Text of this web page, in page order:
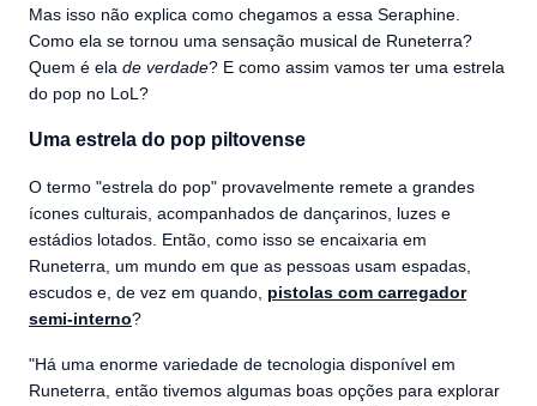
Mas isso não explica como chegamos a essa Seraphine.
Como ela se tornou uma sensação musical de Runeterra?
Quem é ela de verdade? E como assim vamos ter uma estrela
do pop no LoL?
Uma estrela do pop piltovense
O termo "estrela do pop" provavelmente remete a grandes
ícones culturais, acompanhados de dançarinos, luzes e
estádios lotados. Então, como isso se encaixaria em
Runeterra, um mundo em que as pessoas usam espadas,
escudos e, de vez em quando, pistolas com carregador
semi-interno?
"Há uma enorme variedade de tecnologia disponível em
Runeterra, então tivemos algumas boas opções para explorar